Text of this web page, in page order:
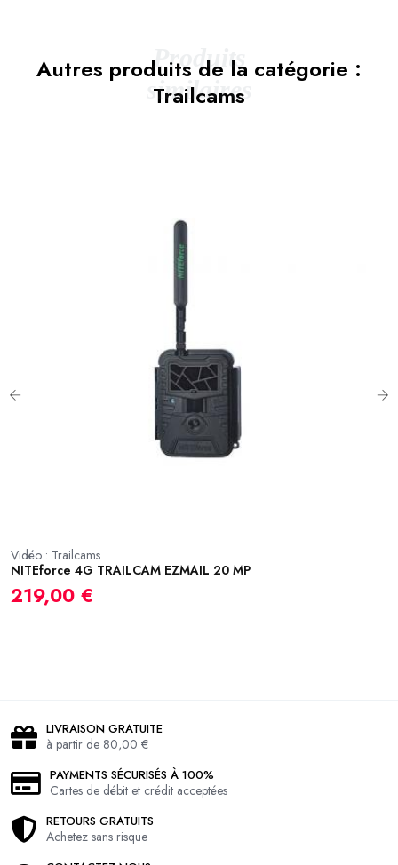
Produits
similaires
Autres produits de la catégorie :
Trailcams
Vidéo : Trailcams
NITEforce 4G TRAILCAM EZMAIL 20 MP
219,00 €
LIVRAISON GRATUITE
à partir de 80,00 €
PAYMENTS SÉCURISÉS À 100%
Cartes de débit et crédit acceptées
RETOURS GRATUITS
Achetez sans risque